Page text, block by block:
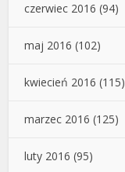
czerwiec 2016 (94)
maj 2016 (102)
kwiecień 2016 (115)
marzec 2016 (125)
luty 2016 (95)